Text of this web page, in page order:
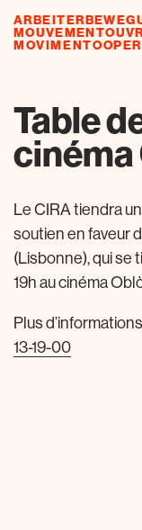
risorse
Table
cinéma
Le CIRA tiendra
soutien en faveur
(Lisbonne), qui se
19h au cinéma
Plus
13-19-00